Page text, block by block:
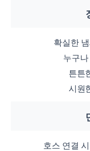
확실한
누구나
튼튼
시원
호스 연결